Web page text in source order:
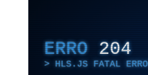
ERRO 204
HLS.JS FATAL